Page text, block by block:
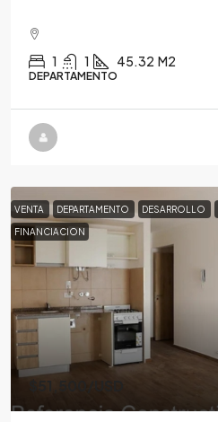
1 1 45.32 M2
DEPARTAMENTO
VENTA DEPARTAMENTO DESARROLLO
FINANCIACION
$51,500